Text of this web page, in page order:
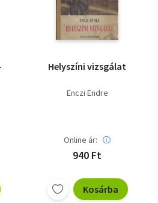
Helyszíni vizsgálat
Enczi Endre
Online ár:
940 Ft
Kosárba